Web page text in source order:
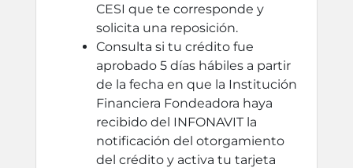
CESI que te corresponde y
solicita una reposición.
Consulta si tu crédito fue
aprobado 5 días hábiles a partir
de la fecha en que la Institución
Financiera Fondeadora haya
recibido del INFONAVIT la
notificación del otorgamiento
del crédito y activa tu tarjeta